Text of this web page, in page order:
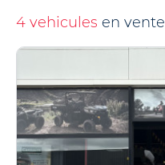
4 vehicules en vente